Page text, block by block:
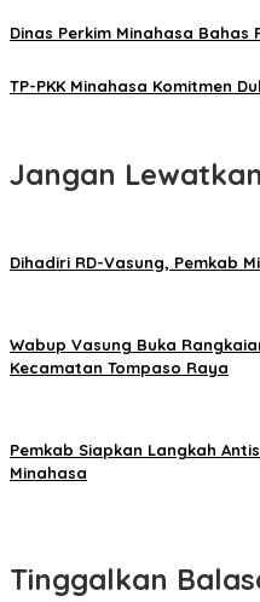
Dinas Perkim Minahasa Bahas
TP-PKK Minahasa Komitmen
Jangan Lewatkan
Dihadiri RD-Vasung, Pemkab
Wabup Vasung Buka
Kecamatan Tompaso Raya
Pemkab Siapkan Langkah
Minahasa
Tinggalkan